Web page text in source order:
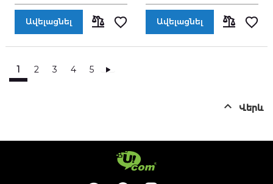
Ավելացնել Ավելացնել
1 2 3 4 5 Պատվիրել
Վերև